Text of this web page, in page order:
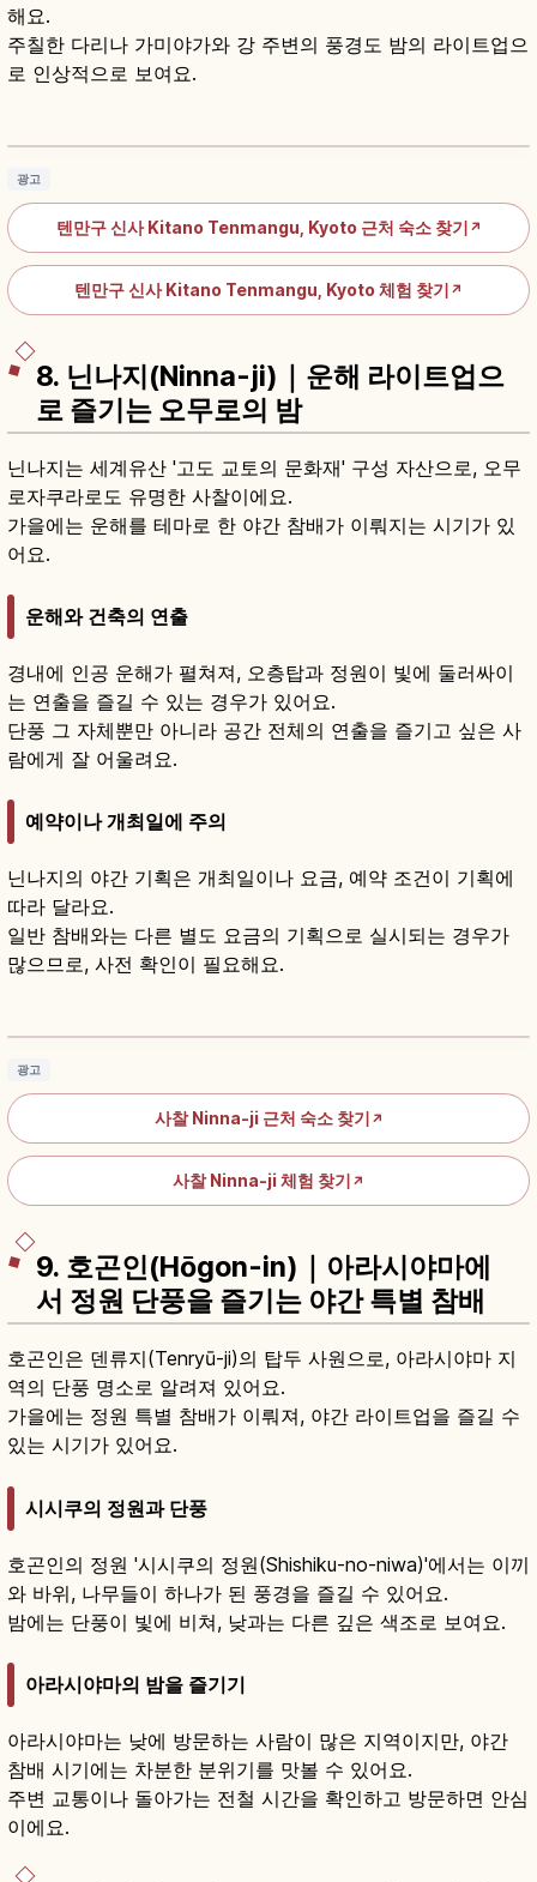
해요.
주칠한 다리나 가미야가와 강 주변의 풍경도 밤의 라이트업으
로 인상적으로 보여요.
기타노텐만구란?｜교토 학문의 신·매화·단풍 명
광고
텐만구 신사 Kitano Tenmangu, Kyoto 근처 숙소 찾기 ↗
텐만구 신사 Kitano Tenmangu, Kyoto 체험 찾기 ↗
8. 닌나지(Ninna-ji)｜운해 라이트업으
로 즐기는 오무로의 밤
닌나지는 세계유산 '고도 교토의 문화재' 구성 자산으로, 오무
로자쿠라로도 유명한 사찰이에요.
가을에는 운해를 테마로 한 야간 참배가 이뤄지는 시기가 있
어요.
운해와 건축의 연출
경내에 인공 운해가 펼쳐져, 오층탑과 정원이 빛에 둘러싸이
는 연출을 즐길 수 있는 경우가 있어요.
단풍 그 자체뿐만 아니라 공간 전체의 연출을 즐기고 싶은 사
람에게 잘 어울려요.
예약이나 개최일에 주의
닌나지의 야간 기획은 개최일이나 요금, 예약 조건이 기획에
따라 달라요.
일반 참배와는 다른 별도 요금의 기획으로 실시되는 경우가
많으므로, 사전 확인이 필요해요.
광고
사찰 Ninna-ji 근처 숙소 찾기 ↗
사찰 Ninna-ji 체험 찾기 ↗
9. 호곤인(Hōgon-in)｜아라시야마에
서 정원 단풍을 즐기는 야간 특별 참배
호곤인은 덴류지(Tenryū-ji)의 탑두 사원으로, 아라시야마 지
역의 단풍 명소로 알려져 있어요.
가을에는 정원 특별 참배가 이뤄져, 야간 라이트업을 즐길 수
있는 시기가 있어요.
시시쿠의 정원과 단풍
호곤인의 정원 '시시쿠의 정원(Shishiku-no-niwa)'에서는 이끼
와 바위, 나무들이 하나가 된 풍경을 즐길 수 있어요.
밤에는 단풍이 빛에 비쳐, 낮과는 다른 깊은 색조로 보여요.
아라시야마의 밤을 즐기기
아라시야마는 낮에 방문하는 사람이 많은 지역이지만, 야간
참배 시기에는 차분한 분위기를 맛볼 수 있어요.
주변 교통이나 돌아가는 전철 시간을 확인하고 방문하면 안심
이에요.